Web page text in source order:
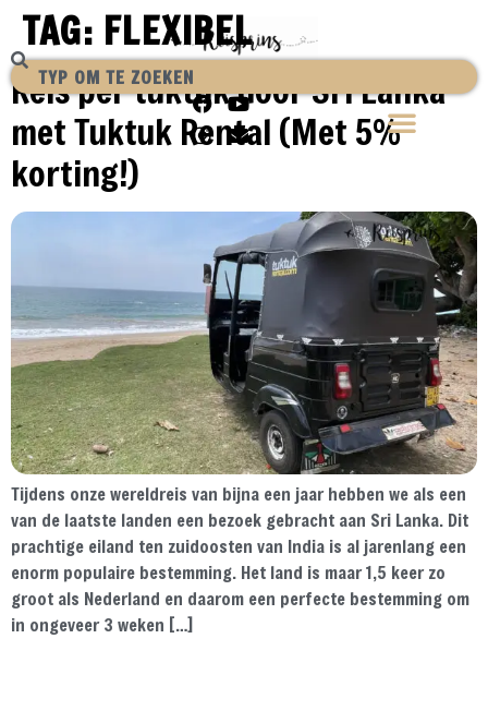
TAG: FLEXIBEL
Reis per tuktuk door Sri Lanka
met Tuktuk Rental (Met 5%
korting!)
Tijdens onze wereldreis van bijna een jaar hebben we als een
van de laatste landen een bezoek gebracht aan Sri Lanka. Dit
prachtige eiland ten zuidoosten van India is al jarenlang een
enorm populaire bestemming. Het land is maar 1,5 keer zo
groot als Nederland en daarom een perfecte bestemming om
in ongeveer 3 weken […]